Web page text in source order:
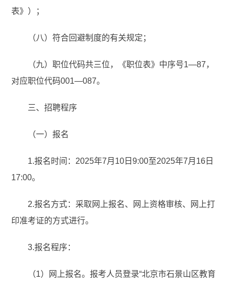
表》）；
（八）符合回避制度的有关规定；
（九）职位代码共三位，《职位表》中序号1—87，
对应职位代码001—087。
三、招聘程序
（一）报名
1.报名时间：2025年7月10日9:00至2025年7月16日
17:00。
2.报名方式：采取网上报名、网上资格审核、网上打
印准考证的方式进行。
3.报名程序：
（1）网上报名。报考人员登录“北京市石景山区教育